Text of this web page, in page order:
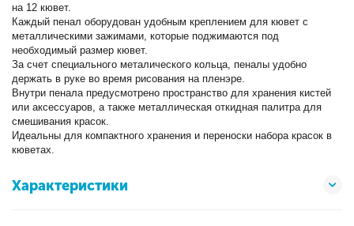
на 12 кювет.
Каждый пенал оборудован удобным креплением для кювет с
металлическими зажимами, которые поджимаются под
необходимый размер кювет.
За счет специального металического кольца, пеналы удобно
держать в руке во время рисования на пленэре.
Внутри пенала предусмотрено пространство для хранения кистей
или аксессуаров, а также металлическая откидная палитра для
смешивания красок.
Идеальны для компактного хранения и переноски набора красок в
кюветах.
Характеристики